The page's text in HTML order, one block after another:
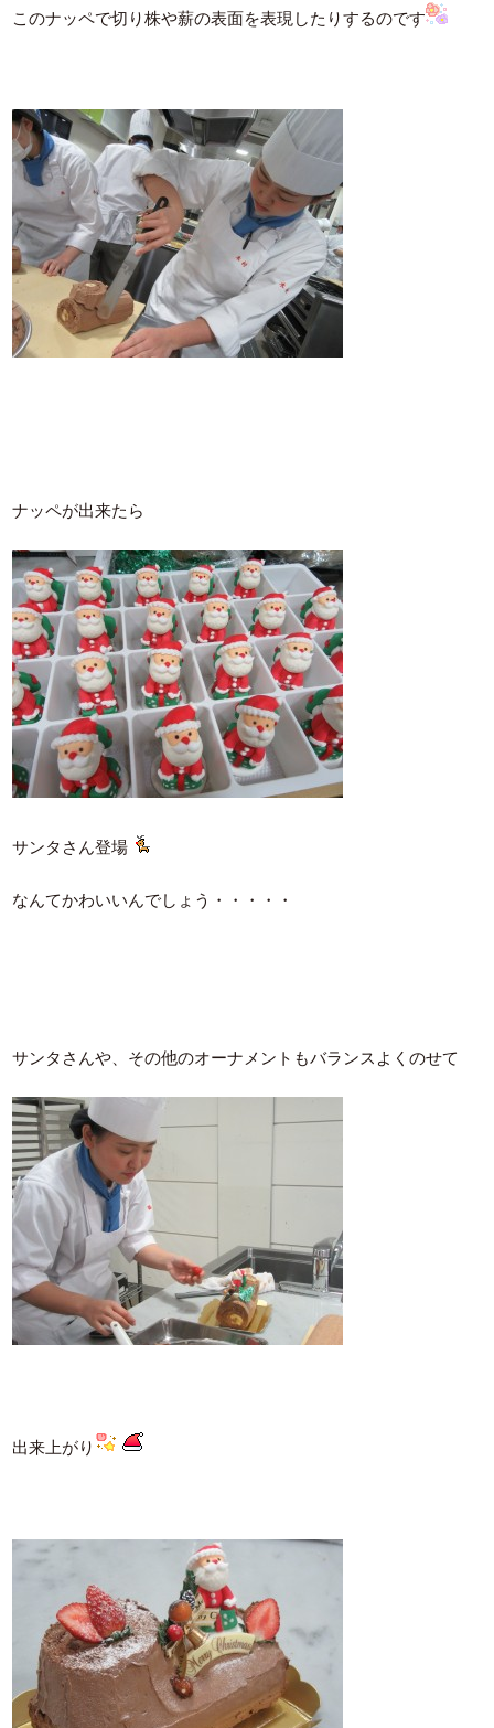
このナッペで切り株や薪の表面を表現したりするのです
ナッペが出来たら
サンタさん登場
なんてかわいいんでしょう・・・・・
サンタさんや、その他のオーナメントもバランスよくのせて
出来上がり